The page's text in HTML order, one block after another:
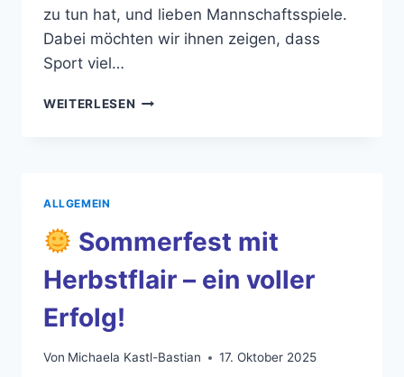
zu tun hat, und lieben Mannschaftsspiele.
Dabei möchten wir ihnen zeigen, dass
Sport viel…
WEITERLESEN
ALLGEMEIN
Sommerfest mit
Herbstflair – ein voller
Erfolg!
Von Michaela Kastl-Bastian 17. Oktober 2025